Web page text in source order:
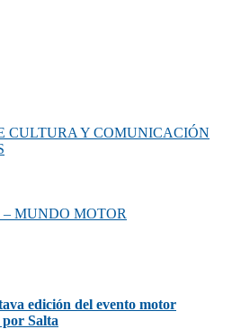
CULTURA Y COMUNICACIÓN
MUNDO MOTOR
edición del evento motor
Salta